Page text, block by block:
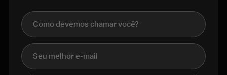
Nome completo
E-mail